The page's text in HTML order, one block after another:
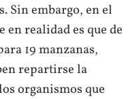
Sin embargo, en el
en realidad es que de
19 manzanas,
repartirse la
organismos que